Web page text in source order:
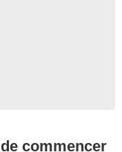
commencer